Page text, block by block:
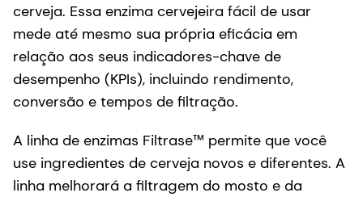
cerveja. Essa enzima cervejeira fácil de usar
mede até mesmo sua própria eficácia em
relação aos seus indicadores-chave de
desempenho (KPIs), incluindo rendimento,
conversão e tempos de filtração.
A linha de enzimas Filtrase™ permite que você
use ingredientes de cerveja novos e diferentes. A
linha melhorará a filtragem do mosto e da